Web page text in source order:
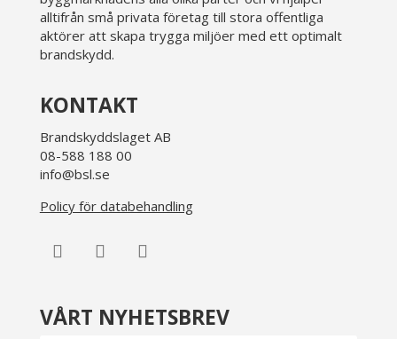
alltifrån små privata företag till stora offentliga
aktörer att skapa trygga miljöer med ett optimalt
brandskydd.
KONTAKT
Brandskyddslaget AB
08-588 188 00
info@bsl.se
Policy för databehandling
VÅRT NYHETSBREV